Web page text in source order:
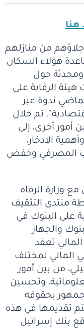
هنا
من منازلهم
هؤلاء السكان
حول
الرقابة على
ندوة عبر
تم خلال
أخرى، إلى
الادخار،
المصرفي وخفض
مع وزارة الرفاه
منتدى التثقيف
على البنوك في
والجهاز
تعقد
المالي لمختلف
من بين أمور
وتحسين
بحقوقه
تقديمها في هذه
بنك إسرائيل